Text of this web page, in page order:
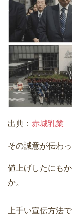
出典： 赤城乳業
その誠意が伝わ
値上げしたにも
か。
上手い宣伝方法